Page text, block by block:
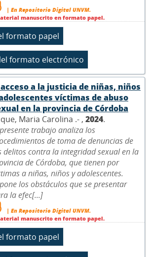
| En Repositorio Digital UNVM.
manuscrito en formato papel.
acceso a la justicia de niñas, niños
víctimas de abuso
en la provincia de Córdoba
Maria Carolina .- , 2024.
trabajo analiza los
de toma de denuncias de
delitos contra la integridad sexual en la
de Córdoba, que tienen por
a niñas, niños y adolescentes.
los obstáculos que se presentar
la efec[...]
| En Repositorio Digital UNVM.
manuscrito en formato papel.